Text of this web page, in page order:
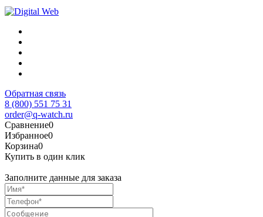
Обратная связь
8 (800) 551 75 31
order@q-watch.ru
Сравнение0
Избранное0
Корзина0
Купить в один клик
Заполните данные для заказа